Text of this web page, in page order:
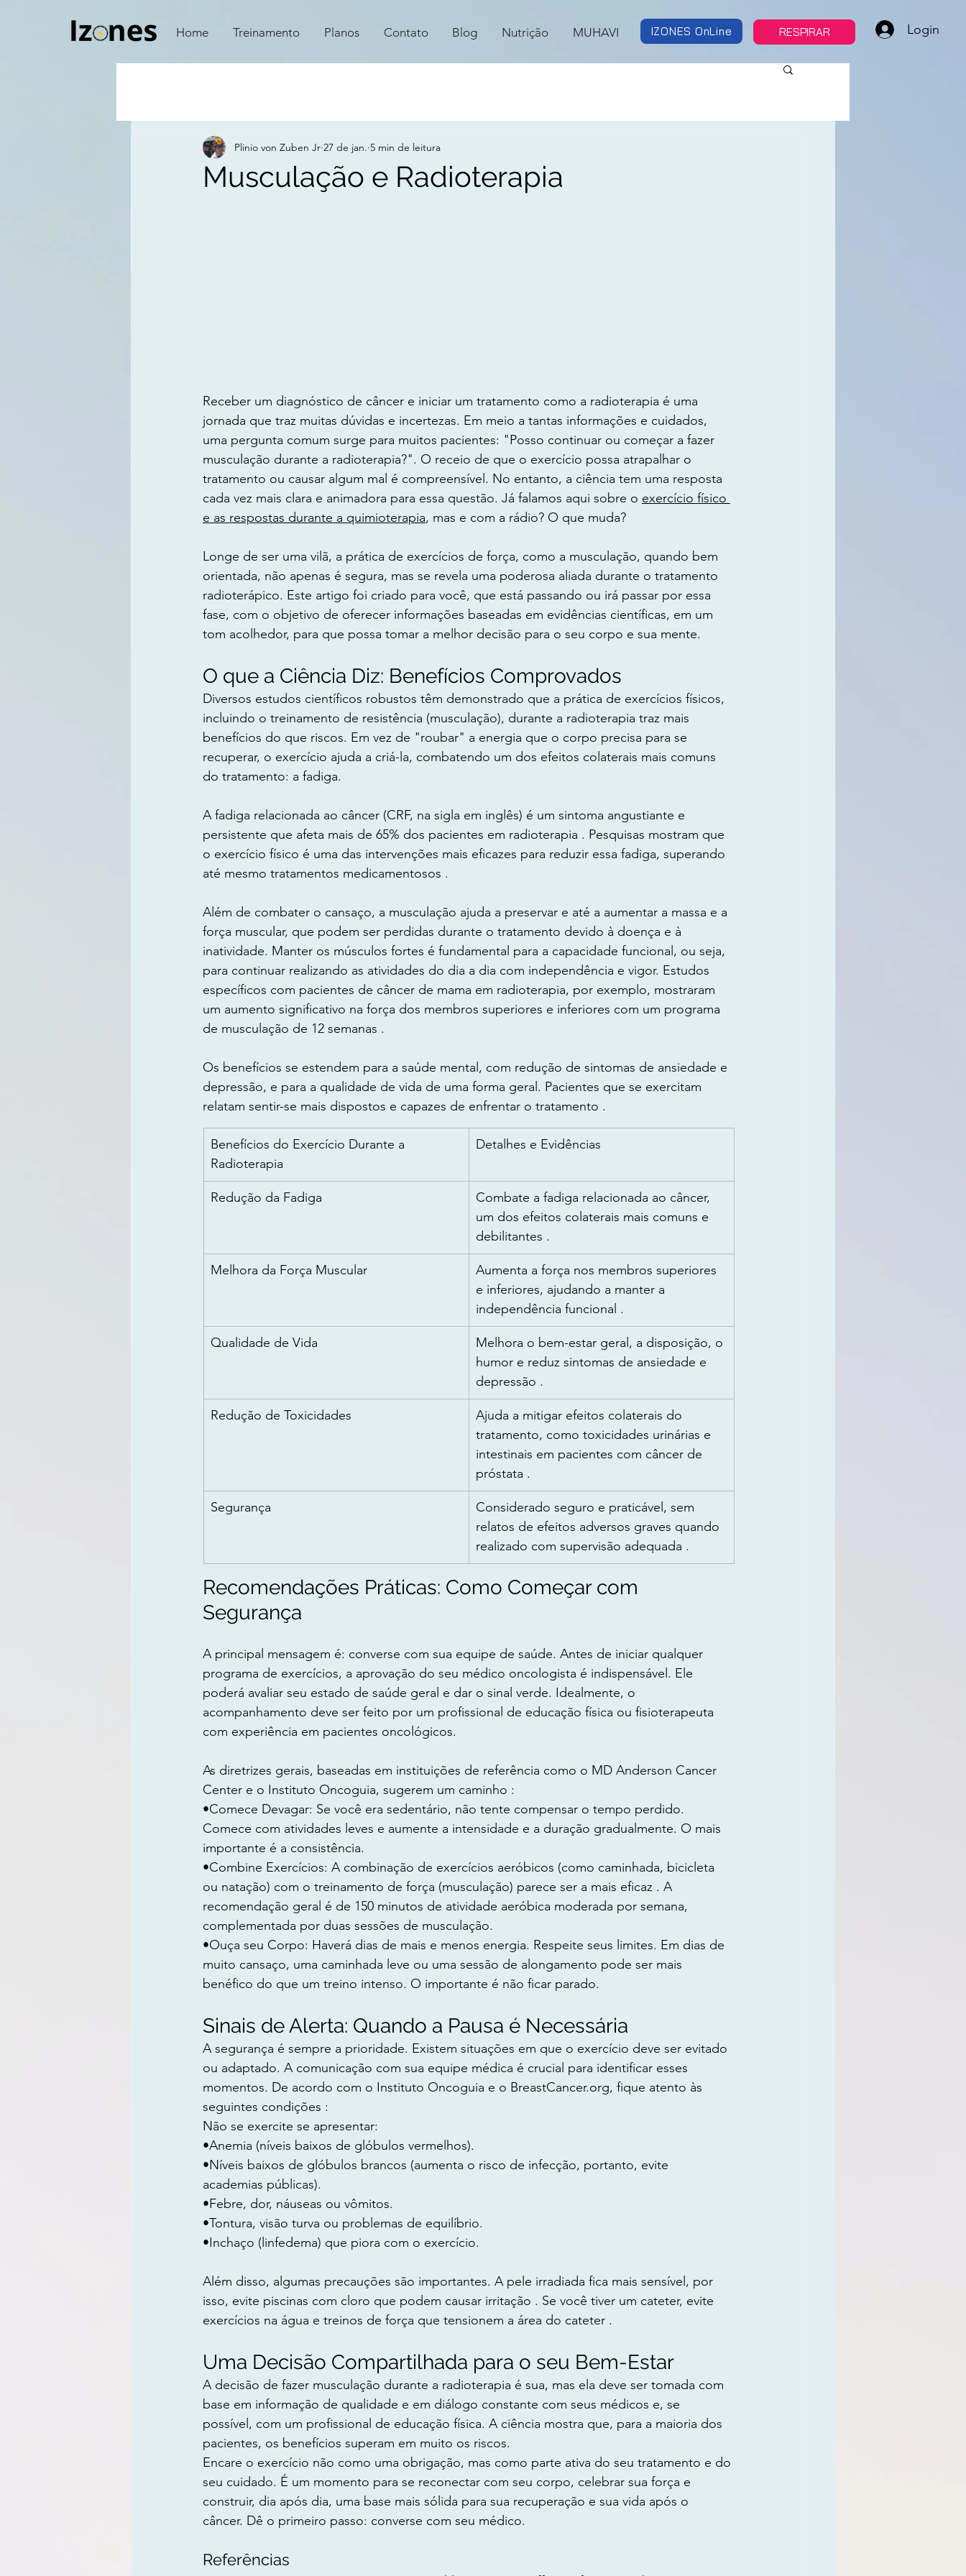
Home Treinamento Planos Contato Blog Nutrição MUHAVI IZONES OnLine RESPIRAR Login
Musculação e Radioterapia
Plinio von Zuben Jr 27 de jan. 5 min de leitura
Receber um diagnóstico de câncer e iniciar um tratamento como a radioterapia é uma
jornada que traz muitas dúvidas e incertezas. Em meio a tantas informações e cuidados,
uma pergunta comum surge para muitos pacientes: "Posso continuar ou começar a fazer
musculação durante a radioterapia?". O receio de que o exercício possa atrapalhar o
tratamento ou causar algum mal é compreensível. No entanto, a ciência tem uma resposta
cada vez mais clara e animadora para essa questão. Já falamos aqui sobre o exercício físico
e as respostas durante a quimioterapia, mas e com a rádio? O que muda?
Longe de ser uma vilã, a prática de exercícios de força, como a musculação, quando bem
orientada, não apenas é segura, mas se revela uma poderosa aliada durante o tratamento
radioterápico. Este artigo foi criado para você, que está passando ou irá passar por essa
fase, com o objetivo de oferecer informações baseadas em evidências científicas, em um
tom acolhedor, para que possa tomar a melhor decisão para o seu corpo e sua mente.
O que a Ciência Diz: Benefícios Comprovados
Diversos estudos científicos robustos têm demonstrado que a prática de exercícios físicos,
incluindo o treinamento de resistência (musculação), durante a radioterapia traz mais
benefícios do que riscos. Em vez de "roubar" a energia que o corpo precisa para se
recuperar, o exercício ajuda a criá-la, combatendo um dos efeitos colaterais mais comuns
do tratamento: a fadiga.
A fadiga relacionada ao câncer (CRF, na sigla em inglês) é um sintoma angustiante e
persistente que afeta mais de 65% dos pacientes em radioterapia . Pesquisas mostram que
o exercício físico é uma das intervenções mais eficazes para reduzir essa fadiga, superando
até mesmo tratamentos medicamentosos .
Além de combater o cansaço, a musculação ajuda a preservar e até a aumentar a massa e a
força muscular, que podem ser perdidas durante o tratamento devido à doença e à
inatividade. Manter os músculos fortes é fundamental para a capacidade funcional, ou seja,
para continuar realizando as atividades do dia a dia com independência e vigor. Estudos
específicos com pacientes de câncer de mama em radioterapia, por exemplo, mostraram
um aumento significativo na força dos membros superiores e inferiores com um programa
de musculação de 12 semanas .
Os benefícios se estendem para a saúde mental, com redução de sintomas de ansiedade e
depressão, e para a qualidade de vida de uma forma geral. Pacientes que se exercitam
relatam sentir-se mais dispostos e capazes de enfrentar o tratamento .
Benefícios do Exercício Durante a
Radioterapia
Detalhes e Evidências
Redução da Fadiga
Combate a fadiga relacionada ao câncer,
um dos efeitos colaterais mais comuns e
debilitantes .
Melhora da Força Muscular
Aumenta a força nos membros superiores
e inferiores, ajudando a manter a
independência funcional .
Qualidade de Vida
Melhora o bem-estar geral, a disposição, o
humor e reduz sintomas de ansiedade e
depressão .
Redução de Toxicidades
Ajuda a mitigar efeitos colaterais do
tratamento, como toxicidades urinárias e
intestinais em pacientes com câncer de
próstata .
Segurança
Considerado seguro e praticável, sem
relatos de efeitos adversos graves quando
realizado com supervisão adequada .
Recomendações Práticas: Como Começar com
Segurança
A principal mensagem é: converse com sua equipe de saúde. Antes de iniciar qualquer
programa de exercícios, a aprovação do seu médico oncologista é indispensável. Ele
poderá avaliar seu estado de saúde geral e dar o sinal verde. Idealmente, o
acompanhamento deve ser feito por um profissional de educação física ou fisioterapeuta
com experiência em pacientes oncológicos.
As diretrizes gerais, baseadas em instituições de referência como o MD Anderson Cancer
Center e o Instituto Oncoguia, sugerem um caminho :
•Comece Devagar: Se você era sedentário, não tente compensar o tempo perdido.
Comece com atividades leves e aumente a intensidade e a duração gradualmente. O mais
importante é a consistência.
•Combine Exercícios: A combinação de exercícios aeróbicos (como caminhada, bicicleta
ou natação) com o treinamento de força (musculação) parece ser a mais eficaz . A
recomendação geral é de 150 minutos de atividade aeróbica moderada por semana,
complementada por duas sessões de musculação.
•Ouça seu Corpo: Haverá dias de mais e menos energia. Respeite seus limites. Em dias de
muito cansaço, uma caminhada leve ou uma sessão de alongamento pode ser mais
benéfico do que um treino intenso. O importante é não ficar parado.
Sinais de Alerta: Quando a Pausa é Necessária
A segurança é sempre a prioridade. Existem situações em que o exercício deve ser evitado
ou adaptado. A comunicação com sua equipe médica é crucial para identificar esses
momentos. De acordo com o Instituto Oncoguia e o BreastCancer.org, fique atento às
seguintes condições :
Não se exercite se apresentar:
•Anemia (níveis baixos de glóbulos vermelhos).
•Níveis baixos de glóbulos brancos (aumenta o risco de infecção, portanto, evite
academias públicas).
•Febre, dor, náuseas ou vômitos.
•Tontura, visão turva ou problemas de equilíbrio.
•Inchaço (linfedema) que piora com o exercício.
Além disso, algumas precauções são importantes. A pele irradiada fica mais sensível, por
isso, evite piscinas com cloro que podem causar irritação . Se você tiver um cateter, evite
exercícios na água e treinos de força que tensionem a área do cateter .
Uma Decisão Compartilhada para o seu Bem-Estar
A decisão de fazer musculação durante a radioterapia é sua, mas ela deve ser tomada com
base em informação de qualidade e em diálogo constante com seus médicos e, se
possível, com um profissional de educação física. A ciência mostra que, para a maioria dos
pacientes, os benefícios superam em muito os riscos.
Encare o exercício não como uma obrigação, mas como parte ativa do seu tratamento e do
seu cuidado. É um momento para se reconectar com seu corpo, celebrar sua força e
construir, dia após dia, uma base mais sólida para sua recuperação e sua vida após o
câncer. Dê o primeiro passo: converse com seu médico.
Referências